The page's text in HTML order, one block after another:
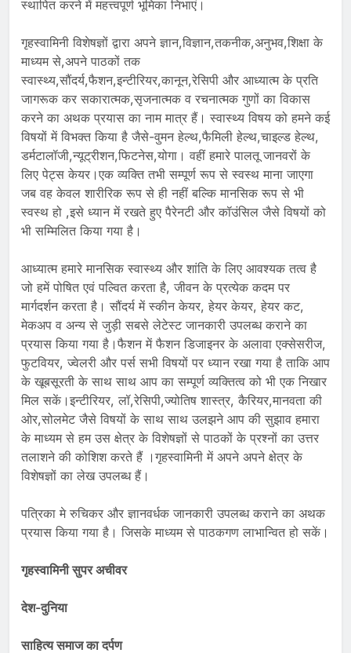
स्थापित करने में महत्त्वपूर्ण भूमिका निभाएं।
गृहस्वामिनी विशेषज्ञों द्वारा अपने ज्ञान,विज्ञान,तकनीक,अनुभव,शिक्षा के
माध्यम से,अपने पाठकों तक
स्वास्थ्य,सौंदर्य,फैशन,इन्टीरियर,कानून,रेसिपी और आध्यात्म के प्रति
जागरूक कर सकारात्मक,सृजनात्मक व रचनात्मक गुणों का विकास
करने का अथक प्रयास का नाम मात्र हैं। स्वास्थ्य विषय को हमने कई
विषयों में विभक्त किया है जैसे-वुमन हेल्थ,फैमिली हेल्थ,चाइल्ड हेल्थ,
डर्मटालॉजी,न्यूट्रीशन,फिटनेस,योगा। वहीं हमारे पालतू जानवरों के
लिए पेट्स केयर।एक व्यक्ति तभी सम्पूर्ण रूप से स्वस्थ माना जाएगा
जब वह केवल शारीरिक रूप से ही नहीं बल्कि मानसिक रूप से भी
स्वस्थ हो ,इसे ध्यान में रखते हुए पैरेनटी और कॉउंसिल जैसे विषयों को
भी सम्मिलित किया गया है।
आध्यात्म हमारे मानसिक स्वास्थ्य और शांति के लिए आवश्यक तत्व है
जो हमें पोषित एवं पल्वित करता है, जीवन के प्रत्येक कदम पर
मार्गदर्शन करता है। सौंदर्य में स्कीन केयर, हेयर केयर, हेयर कट,
मेकअप व अन्य से जुड़ी सबसे लेटेस्ट जानकारी उपलब्ध कराने का
प्रयास किया गया है।फैशन में फैशन डिजाइनर के अलावा एक्सेसरीज,
फुटवियर, ज्वेलरी और पर्स सभी विषयों पर ध्यान रखा गया है ताकि आप
के खूबसूरती के साथ साथ आप का सम्पूर्ण व्यक्तित्व को भी एक निखार
मिल सकें।इन्टीरियर, लॉ,रेसिपी,ज्योतिष शास्त्र, कैरियर,मानवता की
ओर,सोलमेट जैसे विषयों के साथ साथ उलझने आप की सुझाव हमारा
के माध्यम से हम उस क्षेत्र के विशेषज्ञों से पाठकों के प्रश्नों का उत्तर
तलाशने की कोशिश करते हैं ।गृहस्वामिनी में अपने अपने क्षेत्र के
विशेषज्ञों का लेख उपलब्ध हैं।
पत्रिका मे रुचिकर और ज्ञानवर्धक जानकारी उपलब्ध कराने का अथक
प्रयास किया गया है। जिसके माध्यम से पाठकगण लाभान्वित हो सकें।
गृहस्वामिनी सुपर अचीवर
देश-दुनिया
साहित्य समाज का दर्पण